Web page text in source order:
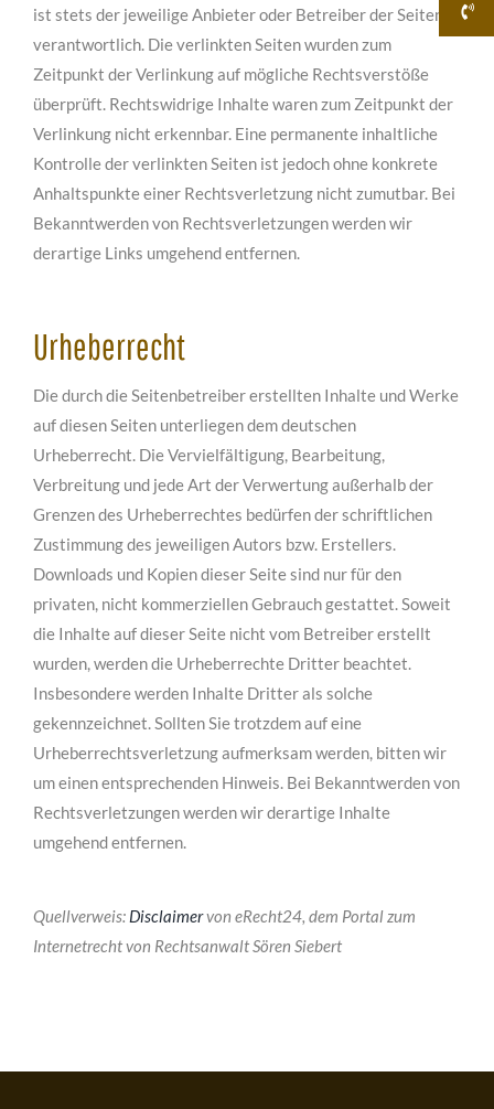
ist stets der jeweilige Anbieter oder Betreiber der Seiten
verantwortlich. Die verlinkten Seiten wurden zum
Zeitpunkt der Verlinkung auf mögliche Rechtsverstöße
überprüft. Rechtswidrige Inhalte waren zum Zeitpunkt der
Verlinkung nicht erkennbar. Eine permanente inhaltliche
Kontrolle der verlinkten Seiten ist jedoch ohne konkrete
Anhaltspunkte einer Rechtsverletzung nicht zumutbar. Bei
Bekanntwerden von Rechtsverletzungen werden wir
derartige Links umgehend entfernen.
Urheberrecht
Die durch die Seitenbetreiber erstellten Inhalte und Werke
auf diesen Seiten unterliegen dem deutschen
Urheberrecht. Die Vervielfältigung, Bearbeitung,
Verbreitung und jede Art der Verwertung außerhalb der
Grenzen des Urheberrechtes bedürfen der schriftlichen
Zustimmung des jeweiligen Autors bzw. Erstellers.
Downloads und Kopien dieser Seite sind nur für den
privaten, nicht kommerziellen Gebrauch gestattet. Soweit
die Inhalte auf dieser Seite nicht vom Betreiber erstellt
wurden, werden die Urheberrechte Dritter beachtet.
Insbesondere werden Inhalte Dritter als solche
gekennzeichnet. Sollten Sie trotzdem auf eine
Urheberrechtsverletzung aufmerksam werden, bitten wir
um einen entsprechenden Hinweis. Bei Bekanntwerden von
Rechtsverletzungen werden wir derartige Inhalte
umgehend entfernen.
Quellverweis: Disclaimervon eRecht24, dem Portal zum
Internetrecht von Rechtsanwalt Sören Siebert